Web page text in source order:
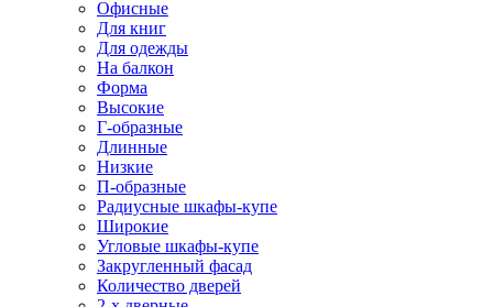
Офисные
Для книг
Для одежды
На балкон
Форма
Высокие
Г-образные
Длинные
Низкие
П-образные
Радиусные шкафы-купе
Широкие
Угловые шкафы-купе
Закругленный фасад
Количество дверей